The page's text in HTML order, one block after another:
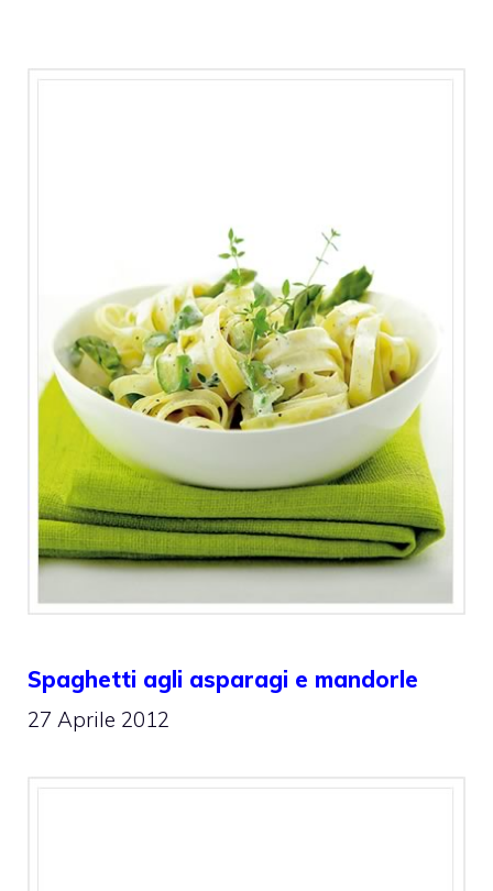
Spaghetti agli asparagi e mandorle
27 Aprile 2012